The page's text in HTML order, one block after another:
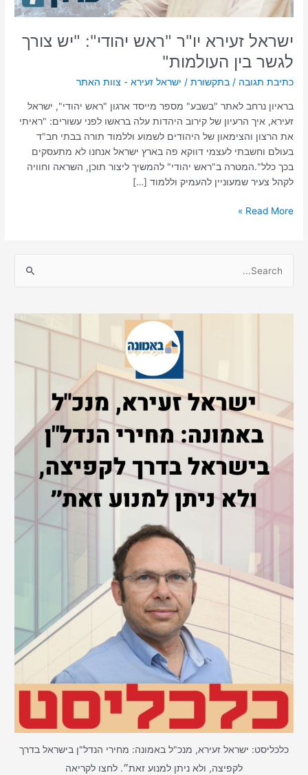
ישראל זעירא יו"ר "ראש יהודי": "יש צורך
לגשר בין העולמות"
כתיבת תגובה /בתקשורת / ישראל זעירא - צוות האתר
בראיון נרחב לאתר "בשבע" מספר מייסד ארגון "ראש יהודי", ישראל
זעירא, איך הרעיון של קירוב היהדות עלה בראשו לפני עשורים: "ראיתי
את הרצון והצימאון של היהודים לשמוע וללמוד תורה בבתי חב"ד
בעולם וחשבתי לעצמי דווקא פה בארץ ישראל אנחנו לא מתעסקים
בכך כלל".המטרה ב"ראש יהודי" להמשיך ליצור תוכן, השראה וחוויה
לקהל צעיר שמעוניין להעמיק וללמוד […]
העולמות"
Read More »
o
r
כלכליסט: ישראל זעירא, מנכ"ל באמונה: מחירי הנדל"ן בישראל בדרך
לקפיצה, ולא ניתן למנוע זאת״. לחצו לקריאה